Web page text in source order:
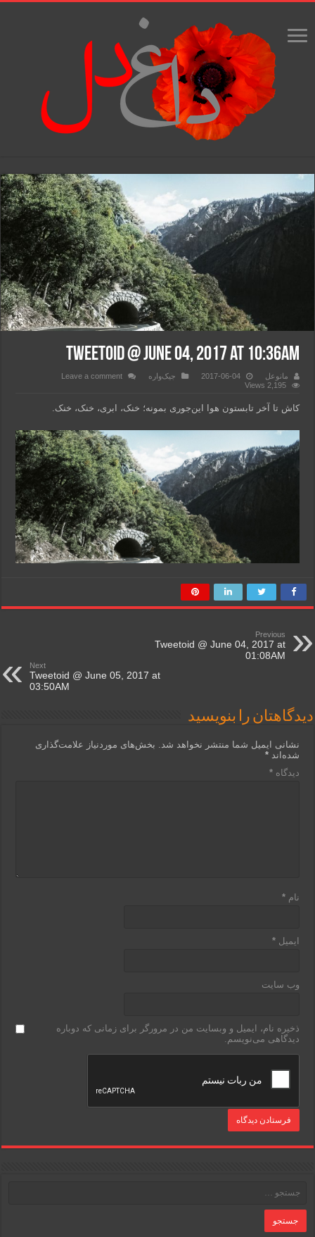
Tweetoid @ June 04, 2017 at 10:36AM
مانوعل 2017-06-04 جیک‌واره
Leave a comment
2,195 Views
کاش تا آخر تابستون هوا این‌جوری بمونه؛ خنک، ابری، خنک، خنک.
Previous
Tweetoid @ June 04, 2017 at
01:08AM
Next
Tweetoid @ June 05, 2017 at
03:50AM
دیدگاهتان را بنویسید
نشانی ایمیل شما منتشر نخواهد شد.
بخش‌های موردنیاز علامت‌گذاری
شده‌اند*
دیدگاه*
نام*
ایمیل*
وب‌ سایت
ذخیره نام، ایمیل و وبسایت من در مرورگر برای زمانی که دوباره
دیدگاهی می‌نویسم.